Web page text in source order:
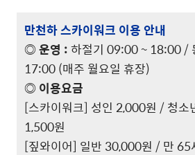
만천하 스카이워크 이용 안내
◎ 운영 :하절기 09:00 ~ 18:00 /
17:00 (매주 월요일 휴장)
◎ 이용요금
[스카이워크] 성인 2,000원 / 청소
1,500원
[짚와이어] 일반 30,000원 / 만 65